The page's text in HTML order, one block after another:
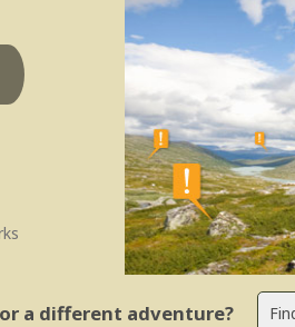
a different adventure?